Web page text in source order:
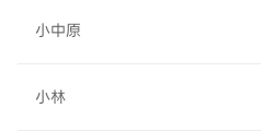
小中原
小林